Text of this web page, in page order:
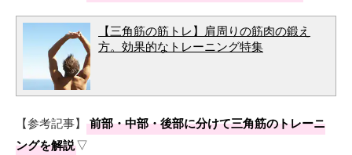
【三角筋の筋トレ】肩周りの筋肉の鍛え
方。効果的なトレーニング特集
【参考記事】
前部・中部・後部に分けて三角筋のトレーニ
ングを解説▽